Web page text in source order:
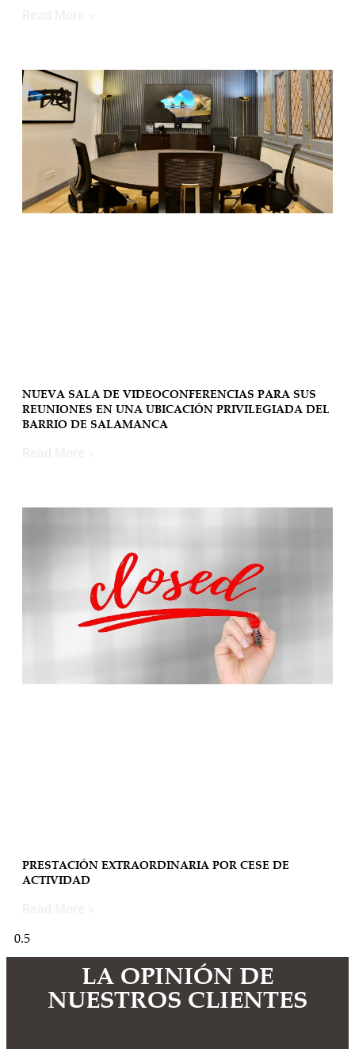
NUEVA SALA DE VIDEOCONFERENCIAS PARA SUS
REUNIONES EN UNA UBICACIÓN PRIVILEGIADA DEL
BARRIO DE SALAMANCA
PRESTACIÓN EXTRAORDINARIA POR CESE DE
ACTIVIDAD
LA OPINIÓN DE
NUESTROS CLIENTES